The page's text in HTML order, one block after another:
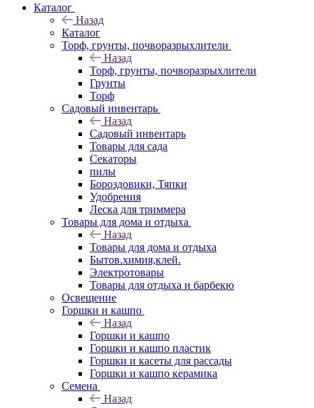
Каталог
Назад
Каталог
Торф, грунты, почворазрыхлители
Назад
Торф, грунты, почворазрыхлители
Грунты
Торф
Садовый инвентарь
Назад
Садовый инвентарь
Товары для сада
Секаторы
пилы
Бороздовики, Тяпки
Удобрения
Леска для триммера
Товары для дома и отдыха
Назад
Товары для дома и отдыха
Бытов.химия,клей.
Электротовары
Товары для отдыха и барбекю
Освещение
Горшки и кашпо
Назад
Горшки и кашпо
Горшки и кашпо пластик
Горшки и касеты для рассады
Горшки и кашпо керамика
Семена
Назад